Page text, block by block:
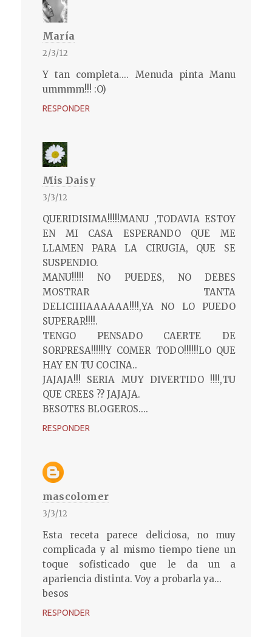
María
2/3/12
Y tan completa.... Menuda pinta Manu
ummmm!!! :O)
RESPONDER
Mis Daisy
3/3/12
QUERIDISIMA!!!!!MANU ,TODAVIA ESTOY
EN MI CASA ESPERANDO QUE ME
LLAMEN PARA LA CIRUGIA, QUE SE
SUSPENDIO.
MANU!!!!! NO PUEDES, NO DEBES
MOSTRAR TANTA
DELICIIIIAAAAAA!!!!,YA NO LO PUEDO
SUPERAR!!!!.
TENGO PENSADO CAERTE DE
SORPRESA!!!!!!Y COMER TODO!!!!!!LO QUE
HAY EN TU COCINA..
JAJAJA!!! SERIA MUY DIVERTIDO !!!!,TU
QUE CREES ?? JAJAJA.
BESOTES BLOGEROS....
RESPONDER
mascolomer
3/3/12
Esta receta parece deliciosa, no muy
complicada y al mismo tiempo tiene un
toque sofisticado que le da un a
apariencia distinta. Voy a probarla ya...
besos
RESPONDER